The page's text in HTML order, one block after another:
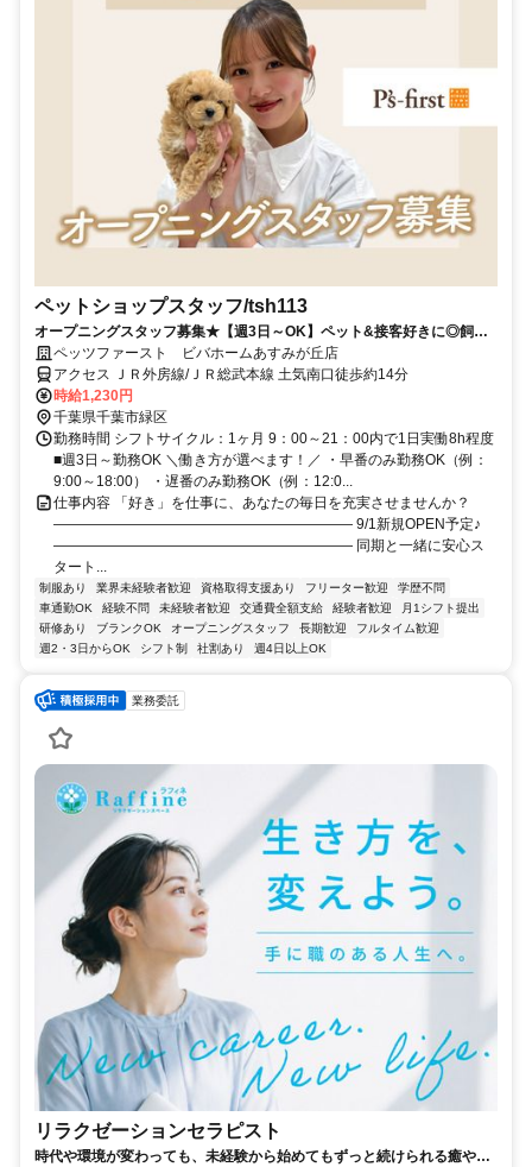
ペットショップスタッフ/tsh113
オープニングスタッフ募集★【週3日～OK】ペット&接客好きに◎飼育
経験がない方も歓迎！業界大手で正社員登用あり＊未経験スタートのス
タッフ多数活躍中！
ペッツファースト ビバホームあすみが丘店
アクセス ＪＲ外房線/ＪＲ総武本線 土気南口徒歩約14分
時給1,230円
千葉県千葉市緑区
勤務時間 シフトサイクル：1ヶ月 9：00～21：00内で1日実働8h程度
■週3日～勤務OK ＼働き方が選べます！／ ・早番のみ勤務OK（例：
9:00～18:00） ・遅番のみ勤務OK（例：12:0...
仕事内容 「好き」を仕事に、あなたの毎日を充実させませんか？
――――――――――――――――――――― 9/1新規OPEN予定♪
――――――――――――――――――――― 同期と一緒に安心ス
タート...
制服あり 業界未経験者歓迎 資格取得支援あり フリーター歓迎
学歴不問
車通勤OK
経験不問 未経験者歓迎 交通費全額支給 経験者歓迎
月1シフト提出
研修あり
ブランクOK オープニングスタッフ 長期歓迎
フルタイム歓迎
週2・3日からOK
シフト制 社割あり 週4日以上OK
業務委託
リラクゼーションセラピスト
時代や環境が変わっても、未経験から始めてもずっと続けられる癒やし